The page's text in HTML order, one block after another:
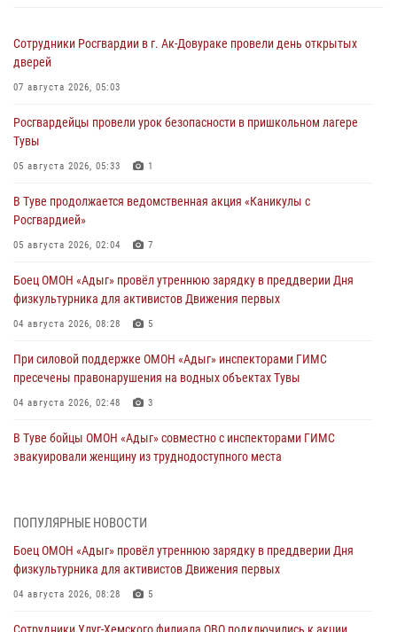
Сотрудники Росгвардии в г. Ак-Довураке провели день открытых
дверей
07 августа 2026, 05:03
Росгвардейцы провели урок безопасности в пришкольном лагере
Тувы
05 августа 2026, 05:33 1
В Туве продолжается ведомственная акция «Каникулы с
Росгвардией»
05 августа 2026, 02:04 7
Боец ОМОН «Адыг» провёл утреннюю зарядку в преддверии Дня
физкультурника для активистов Движения первых
04 августа 2026, 08:28 5
При силовой поддержке ОМОН «Адыг» инспекторами ГИМС
пресечены правонарушения на водных объектах Тувы
04 августа 2026, 02:48 3
В Туве бойцы ОМОН «Адыг» совместно с инспекторами ГИМС
эвакуировали женщину из труднодоступного места
Росгвардия проверила организацию отдыха детей в детских
Сотрудники вневедомственной охраны приняли участие в акции
ПОПУЛЯРНЫЕ НОВОСТИ
Боец ОМОН «Адыг» провёл утреннюю зарядку в преддверии Дня
физкультурника для активистов Движения первых
04 августа 2026, 08:28 5